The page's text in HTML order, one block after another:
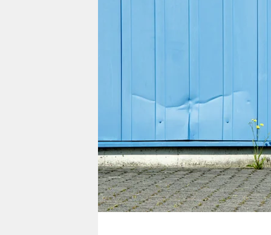
veranstaltungen
fragen & hilfe
unterstützen
abo
genossenschaft